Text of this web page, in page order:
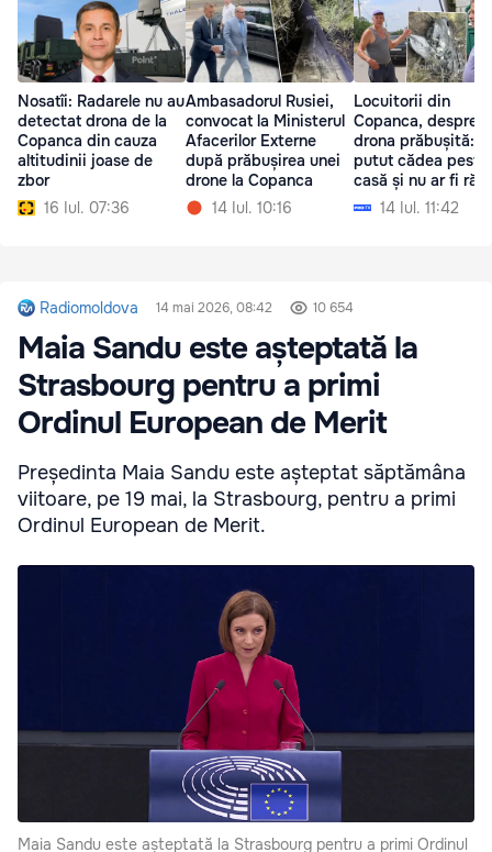
Nosatîi: Radarele nu au
detectat drona de la
Copanca din cauza
altitudinii joase de
zbor
16 Iul. 07:36
Ambasadorul Rusiei,
convocat la Ministerul
Afacerilor Externe
după prăbușirea unei
drone la Copanca
14 Iul. 10:16
Locuitorii din
Copanca, despre
drona prăbușită:
putut cădea peste
casă și nu ar fi
nimic14 Iul. 11:42
Radiomoldova 14 mai 2026, 08:42 10 654
Maia Sandu este așteptată la
Strasbourg pentru a primi
Ordinul European de Merit
Președinta Maia Sandu este așteptat săptămâna
viitoare, pe 19 mai, la Strasbourg, pentru a primi
Ordinul European de Merit.
Maia Sandu este așteptată la Strasbourg pentru a primi Ordinul